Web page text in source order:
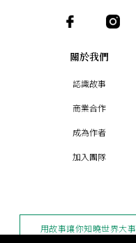
關於我們
認識故事
商業合作
成為作者
加入團隊
用故事讓你知曉世界大事